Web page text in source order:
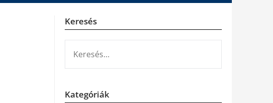
Keresés
Kategóriák